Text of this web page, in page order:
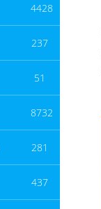
4428
237
51
8732
281
437